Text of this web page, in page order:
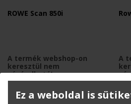
ROWE Scan 850i
A termék webshop-on
keresztül nem
vásárolható!
A
Ez a weboldal is